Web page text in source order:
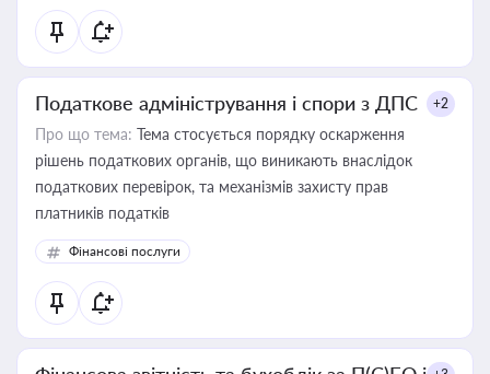
Податкове адміністрування і спори з ДПС +2
Про що тема: Тема стосується порядку оскарження
рішень податкових органів, що виникають внаслідок
податкових перевірок, та механізмів захисту прав
платників податків
Фінансові послуги